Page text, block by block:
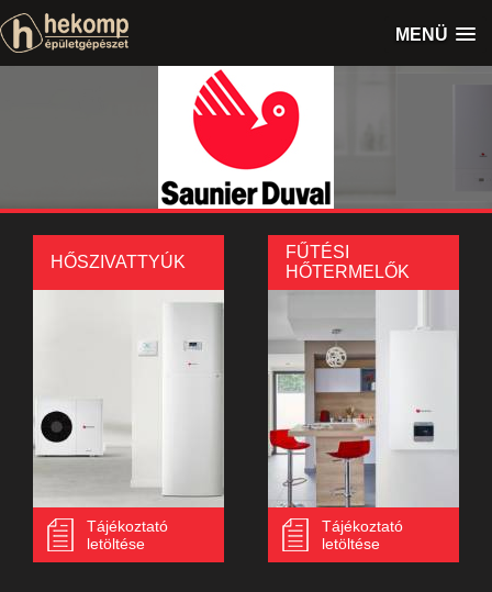
MENÜ
HŐSZIVATTYÚK
Tájékoztató
letöltése
FŰTÉSI
HŐTERMELŐK
Tájékoztató
letöltése